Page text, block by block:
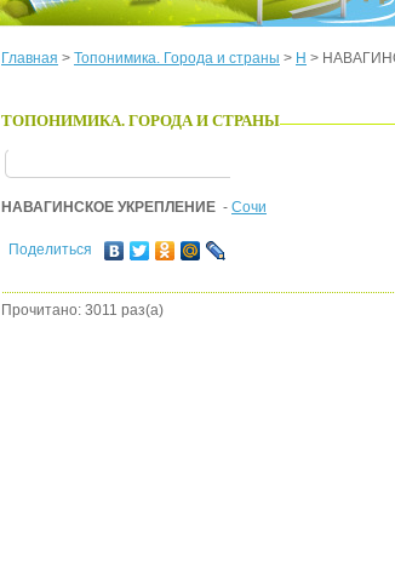
Главная > Топонимика. Города и страны > Н >
ТОПОНИМИКА. ГОРОДА И СТРАНЫ
НАВАГИНСКОЕ УКРЕПЛЕНИЕ - Сочи
Поделиться
Прочитано: 3011 раз(а)